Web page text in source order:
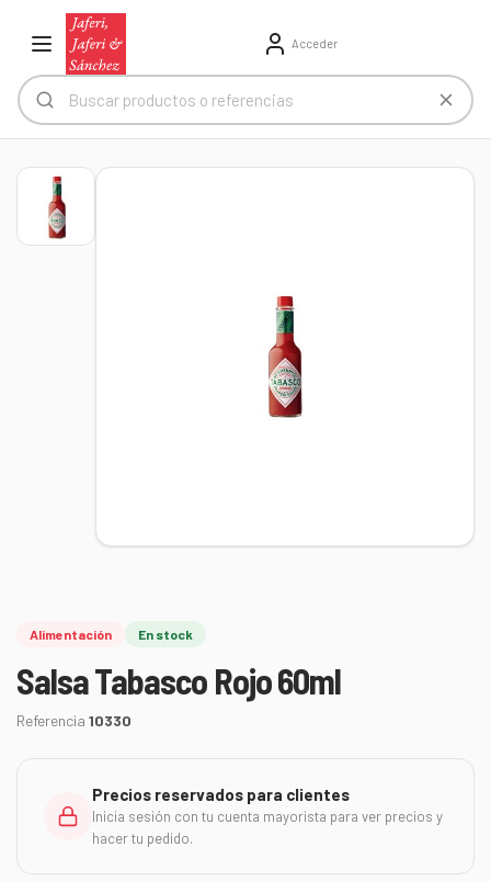
Acceder
Alimentación En stock
Salsa Tabasco Rojo 60ml
Referencia 10330
Precios reservados para clientes
Inicia sesión con tu cuenta mayorista para ver precios y
hacer tu pedido.